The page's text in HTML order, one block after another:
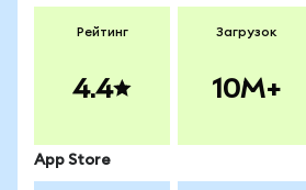
Рейтинг
4.4
Загрузок
10M+
App Store